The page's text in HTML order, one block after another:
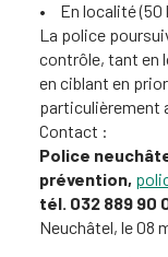
En localité
La police
contrôle, tant en
en ciblant en
particulièrement
Contact :
Police
prévention,
tél. 032 889 90
Neuchâtel, le 08